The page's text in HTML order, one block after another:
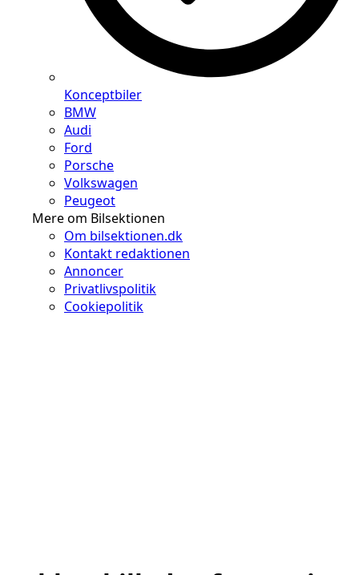
Konceptbiler
BMW
Audi
Ford
Porsche
Volkswagen
Peugeot
Mere om Bilsektionen
Om bilsektionen.dk
Kontakt redaktionen
Annoncer
Privatlivspolitik
Cookiepolitik